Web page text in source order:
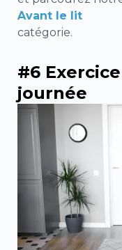
Avant le lit
catégorie.
#6
journée